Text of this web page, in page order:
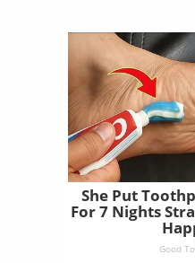
She Put
For 7 Nights
Good